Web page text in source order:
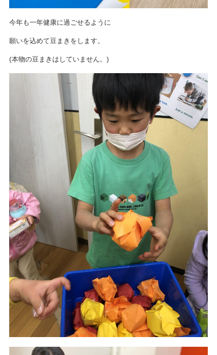
今年も一年健康に過ごせるように
願いを込めて豆まきをします。
(本物の豆まきはしていません。)